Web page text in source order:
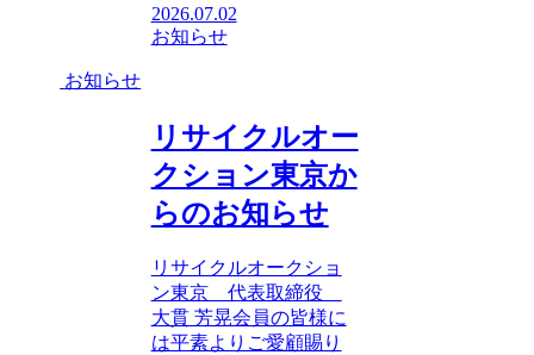
2026.07.02
お知らせ
お知らせ
リサイクルオー
クション東京か
らのお知らせ
リサイクルオークショ
ン東京 代表取締役
大貫 芳晃会員の皆様に
は平素よりご愛顧賜り